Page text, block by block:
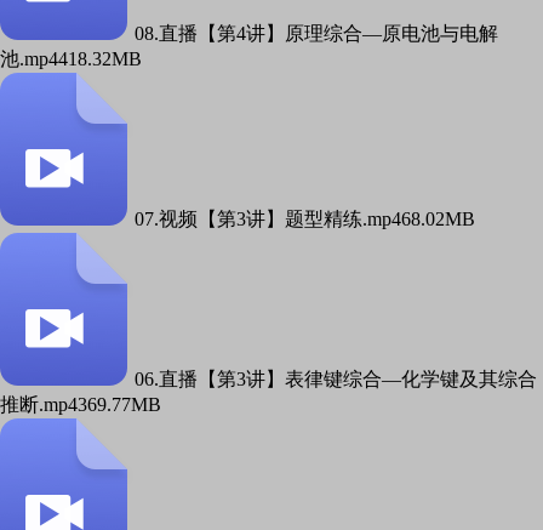
08.直播【第4讲】原理综合—原电池与电解
池.mp4418.32MB
07.视频【第3讲】题型精练.mp468.02MB
06.直播【第3讲】表律键综合—化学键及其综合
推断.mp4369.77MB